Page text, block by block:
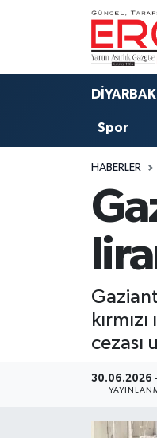
Spor
HABERLER
cezası
30.06.2026 -
DİYARBAKIR
BAĞLAR
ERGANİ
Resmi İlanlar
Si̇yaset
Ergani Nöbetçi
Ergani Hava
Tüm Manşetler
Son Dakika
Haber Arşivi